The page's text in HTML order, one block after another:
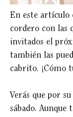
En este artículo
cordero con las
invitados el
también las
cabrito. ¡Cómo
Verás que por
sábado.